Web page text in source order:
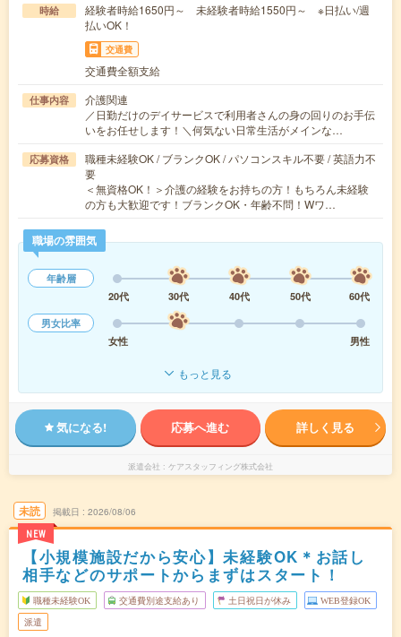
時給
経験者時給1650円～ 未経験者時給1550円～ ※日払い/週
払いOK！
交通費
交通費全額支給
仕事内容
介護関連
／日勤だけのデイサービスで利用者さんの身の回りのお手伝
いをお任せします！＼何気ない日常生活がメインな…
応募資格
職種未経験OK / ブランクOK / パソコンスキル不要 / 英語力不
要
＜無資格OK！＞介護の経験をお持ちの方！もちろん未経験
の方も大歓迎です！ブランクOK・年齢不問！Wワ…
職場の雰囲気
年齢層
20代
30代 40代 50代
60代
男女比率
女性
男性
もっと見る
気になる! 応募へ進む 詳しく見る
派遣会社 ケアスタッフィング株式会社
未読
NEW
掲載日 2026/08/06
【小規模施設だから安心】未経験OK＊お話し
相手などのサポートからまずはスタート！
職種未経験OK 交通費別途支給あり 土日祝日が休み WEB登録OK
派遣